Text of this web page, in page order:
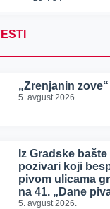
„Zrenjanin zove“
5. avgust 2026.
Iz Gradske
pozivari koji
pivom ulicama
na 41. „Dane
5. avgust 2026.